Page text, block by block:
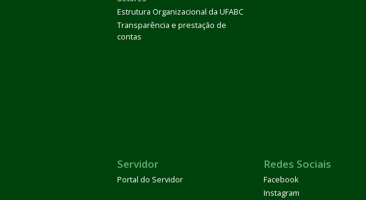
Estrutura Organizacional da UFABC
Transparência e prestação de
contas
Servidor
Portal do Servidor
Redes Sociais
Facebook
Instagram